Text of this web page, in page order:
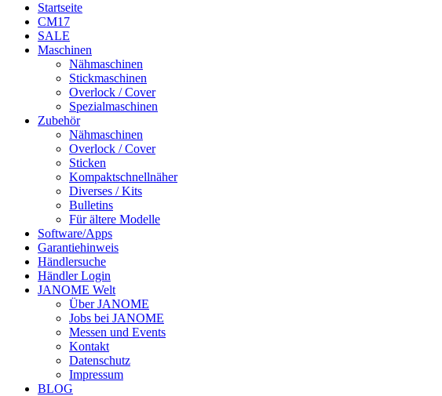
Startseite
CM17
SALE
Maschinen
Nähmaschinen
Stickmaschinen
Overlock / Cover
Spezialmaschinen
Zubehör
Nähmaschinen
Overlock / Cover
Sticken
Kompaktschnellnäher
Diverses / Kits
Bulletins
Für ältere Modelle
Software/Apps
Garantiehinweis
Händlersuche
Händler Login
JANOME Welt
Über JANOME
Jobs bei JANOME
Messen und Events
Kontakt
Datenschutz
Impressum
BLOG